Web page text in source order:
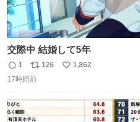
交際中 結婚して5年
返
信
1
リ
ポ
ト
126
い
数
1,862
17時間前